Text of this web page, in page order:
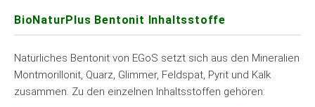
BioNaturPlus Bentonit Inhaltsstoffe
Natürliches Bentonit von EGoS setzt sich aus den Mineralien
Montmorillonit, Quarz, Glimmer, Feldspat, Pyrit und Kalk
zusammen. Zu den einzelnen Inhaltsstoffen gehören: